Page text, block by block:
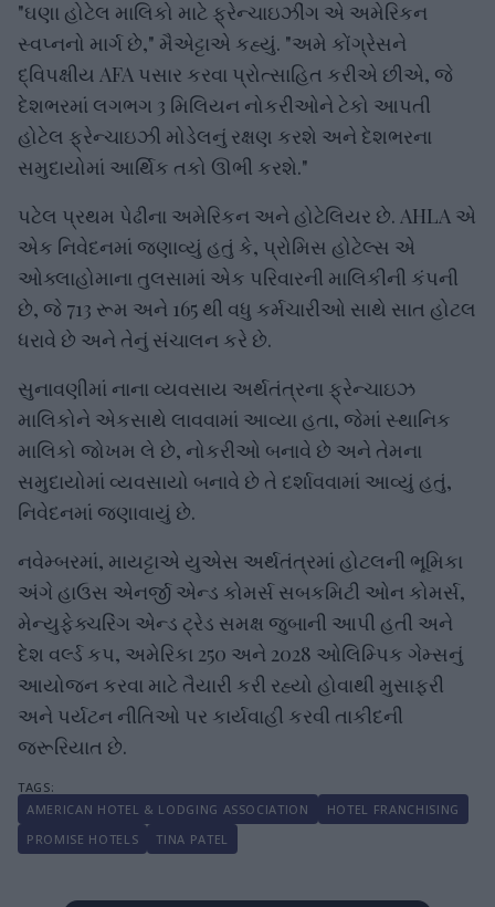
"ઘણા હોટેલ માલિકો માટે ફ્રેન્ચાઇઝીંગ એ અમેરિકન
સ્વપ્નનો માર્ગ છે," મૈએટ્ટાએ કહ્યું. "અમે કોંગ્રેસને
દ્વિપક્ષીય AFA પસાર કરવા પ્રોત્સાહિત કરીએ છીએ, જે
દેશભરમાં લગભગ 3 મિલિયન નોકરીઓને ટેકો આપતી
હોટેલ ફ્રેન્ચાઇઝી મોડેલનું રક્ષણ કરશે અને દેશભરના
સમુદાયોમાં આર્થિક તકો ઊભી કરશે."
પટેલ પ્રથમ પેઢીના અમેરિકન અને હોટેલિયર છે. AHLA એ
એક નિવેદનમાં જણાવ્યું હતું કે, પ્રોમિસ હોટેલ્સ એ
ઓક્લાહોમાના તુલસામાં એક પરિવારની માલિકીની કંપની
છે, જે 713 રૂમ અને 165 થી વધુ કર્મચારીઓ સાથે સાત હોટલ
ધરાવે છે અને તેનું સંચાલન કરે છે.
સુનાવણીમાં નાના વ્યવસાય અર્થતંત્રના ફ્રેન્ચાઇઝ
માલિકોને એકસાથે લાવવામાં આવ્યા હતા, જેમાં સ્થાનિક
માલિકો જોખમ લે છે, નોકરીઓ બનાવે છે અને તેમના
સમુદાયોમાં વ્યવસાયો બનાવે છે તે દર્શાવવામાં આવ્યું હતું,
નિવેદનમાં જણાવાયું છે.
નવેમ્બરમાં, માયટ્ટાએ યુએસ અર્થતંત્રમાં હોટલની ભૂમિકા
અંગે હાઉસ એનર્જી એન્ડ કોમર્સ સબકમિટી ઓન કોમર્સ,
મેન્યુફેક્ચરિંગ એન્ડ ટ્રેડ સમક્ષ જુબાની આપી હતી અને
દેશ વર્લ્ડ કપ, અમેરિકા 250 અને 2028 ઓલિમ્પિક ગેમ્સનું
આયોજન કરવા માટે તૈયારી કરી રહ્યો હોવાથી મુસાફરી
અને પર્યટન નીતિઓ પર કાર્યવાહી કરવી તાકીદની
જરૂરિયાત છે.
AMERICAN HOTEL & LODGING ASSOCIATION
HOTEL FRANCHISING
PROMISE HOTELS
TINA PATEL